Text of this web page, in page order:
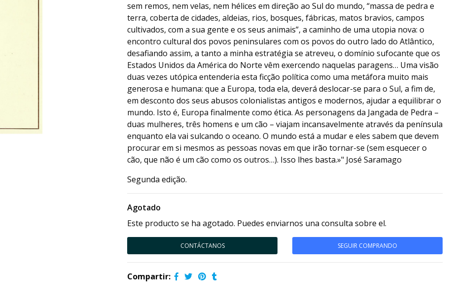
sem remos, nem velas, nem hélices em direção ao Sul do mundo, “massa de pedra e
terra, coberta de cidades, aldeias, rios, bosques, fábricas, matos bravios, campos
cultivados, com a sua gente e os seus animais”, a caminho de uma utopia nova: o
encontro cultural dos povos peninsulares com os povos do outro lado do Atlântico,
desafiando assim, a tanto a minha estratégia se atreveu, o domínio sufocante que os
Estados Unidos da América do Norte vêm exercendo naquelas paragens… Uma visão
duas vezes utópica entenderia esta ficção política como uma metáfora muito mais
generosa e humana: que a Europa, toda ela, deverá deslocar-se para o Sul, a fim de,
em desconto dos seus abusos colonialistas antigos e modernos, ajudar a equilibrar o
mundo. Isto é, Europa finalmente como ética. As personagens da Jangada de Pedra –
duas mulheres, três homens e um cão – viajam incansavelmente através da península
enquanto ela vai sulcando o oceano. O mundo está a mudar e eles sabem que devem
procurar em si mesmos as pessoas novas em que irão tornar-se (sem esquecer o
cão, que não é um cão como os outros…). Isso lhes basta.»" José Saramago
Segunda edição.
Agotado
Este producto se ha agotado. Puedes enviarnos una consulta sobre el.
CONTÁCTANOS SEGUIR COMPRANDO
Compartir: